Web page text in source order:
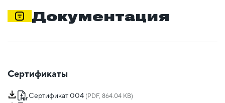
Документация
Сертификаты
Сертификат 004 (PDF, 864.04 KB)